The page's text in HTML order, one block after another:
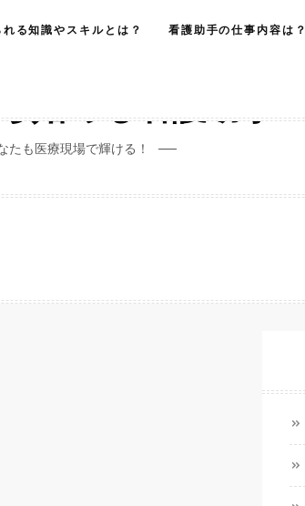
れる知識やスキルとは？ 看護助手の仕事内容は？
始める看護助手
たも医療現場で輝ける！